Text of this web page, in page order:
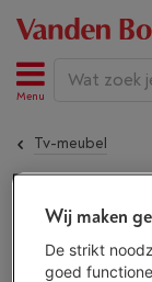
Menu
Tv-meubel
De
Wij maken
De strikt
goed